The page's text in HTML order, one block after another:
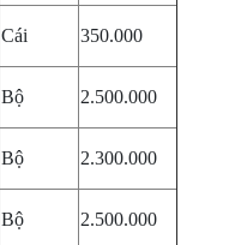
Cái 350.000
Bộ 2.500.000
Bộ 2.300.000
Bộ 2.500.000